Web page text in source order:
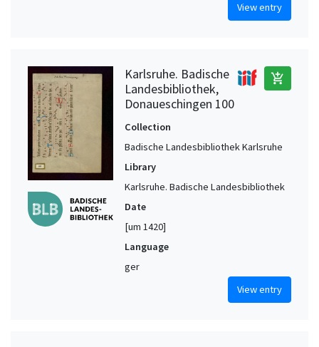
View entry
Karlsruhe. Badische
Landesbibliothek,
Donaueschingen 100
add_shopping_cart
Collection
Badische Landesbibliothek Karlsruhe
Library
Karlsruhe. Badische Landesbibliothek
Date
[um 1420]
Language
ger
View entry